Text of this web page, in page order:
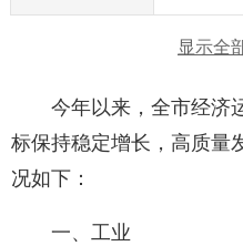
显示全
今年以来，全市经济
标保持稳定增长，高质量
况如下：
一、工业